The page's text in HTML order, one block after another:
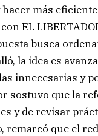
más
EL
busca
la idea es
innecesarias y
sostuvo que la
y de revisar
remarcó que el